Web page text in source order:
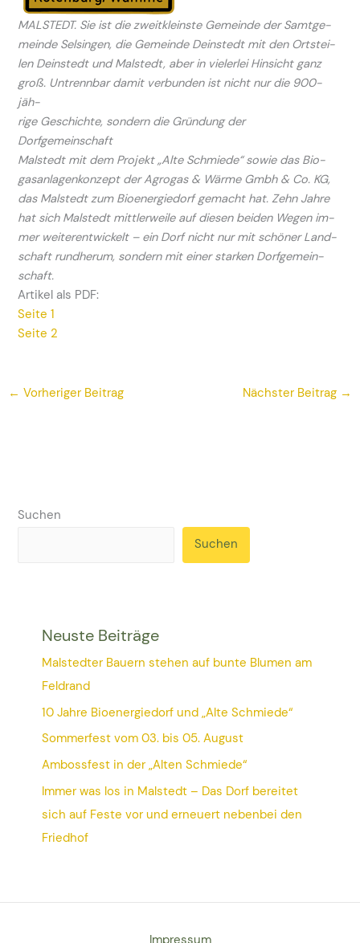
MALSTEDT. Sie ist die zweitkleinste Gemeinde der Samtge-
meinde Selsingen, die Gemeinde Deinstedt mit den Ortstei-
len Deinstedt und Malstedt, aber in vielerlei Hinsicht ganz
groß. Untrennbar damit verbunden ist nicht nur die 900-
jäh-
rige Geschichte, sondern die Gründung der
Dorfgemeinschaft
Malstedt mit dem Projekt „Alte Schmiede“ sowie das Bio-
gasanlagenkonzept der Agrogas & Wärme Gmbh & Co. KG,
das Malstedt zum Bioenergiedorf gemacht hat. Zehn Jahre
hat sich Malstedt mittlerweile auf diesen beiden Wegen im-
mer weiterentwickelt – ein Dorf nicht nur mit schöner Land-
schaft rundherum, sondern mit einer starken Dorfgemein-
schaft.
Artikel als PDF:
Seite 1
Seite 2
← Vorheriger Beitrag Nächster Beitrag →
Suchen
Suchen
Neuste Beiträge
Malstedter Bauern stehen auf bunte Blumen am
Feldrand
10 Jahre Bioenergiedorf und „Alte Schmiede“
Sommerfest vom 03. bis 05. August
Ambossfest in der „Alten Schmiede“
Immer was los in Malstedt – Das Dorf bereitet
sich auf Feste vor und erneuert nebenbei den
Friedhof